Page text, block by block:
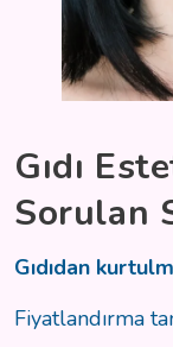
Gıdı
Sorulan
Gıdıdan
Fiyatlandırma